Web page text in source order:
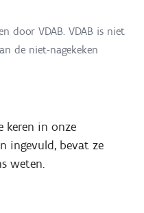
door VDAB. VDAB is niet
de niet-nagekeken
keren in onze
ingevuld, bevat ze
weten.